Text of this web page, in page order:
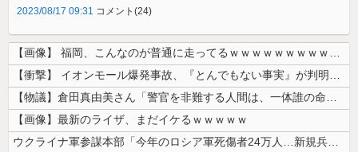
2023/08/17 09:31 コメント(24)
【画像】 福岡、こんなのが普通に走ってるｗｗｗｗｗｗｗｗｗｗｗｗｗｗｗ...
【衝撃】 イオンモール爆発事故、『とんでもない事実』が判明してしまう・...
【物議】倉田真由美さん「警官を非難する人間は、一体誰の命を守りたいのか...
【画像】最新のライザ、まだイケるｗｗｗｗｗ
ウクライナ軍参謀本部「今年のロシア軍死傷者24万人…新規兵力の募集規模...